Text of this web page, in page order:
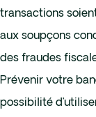
transactions
aux soupçons
des fraudes
Prévenir votre
possibilité